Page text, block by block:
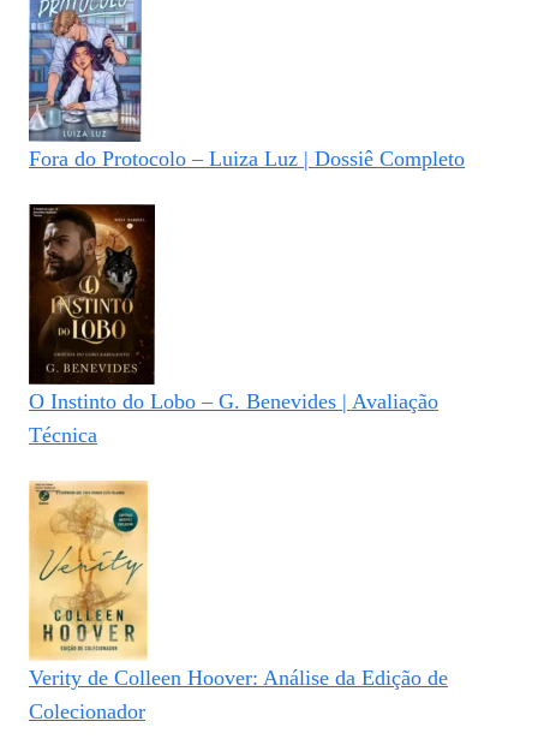
Fora do Protocolo – Luiza Luz | Dossiê Completo
O Instinto do Lobo – G. Benevides | Avaliação
Técnica
Verity de Colleen Hoover: Análise da Edição de
Colecionador